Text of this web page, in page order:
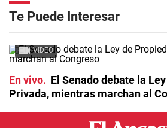
Te Puede Interesar
VIDEO
En vivo
El Senado debate la
Privada, mientras marchan al